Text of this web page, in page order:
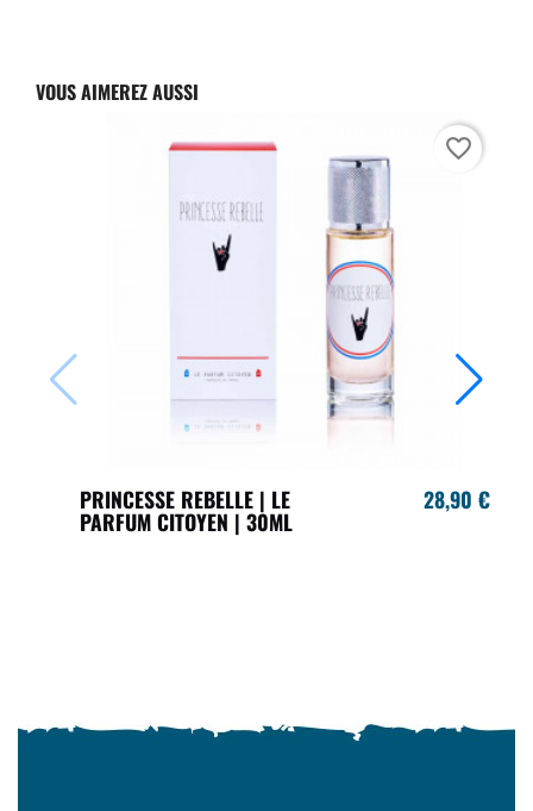
VOUS AIMEREZ AUSSI
PRINCESSE REBELLE | LE
PARFUM CITOYEN | 30ML
28,90 €
favorite_border